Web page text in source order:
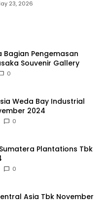
23, 2026
Bagian Pengemasan
Souvenir Gallery
0
Weda Bay Industrial
2024
0
Plantations Tbk
0
Asia Tbk November